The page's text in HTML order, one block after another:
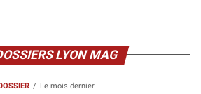
LYON MAG
Le mois dernier